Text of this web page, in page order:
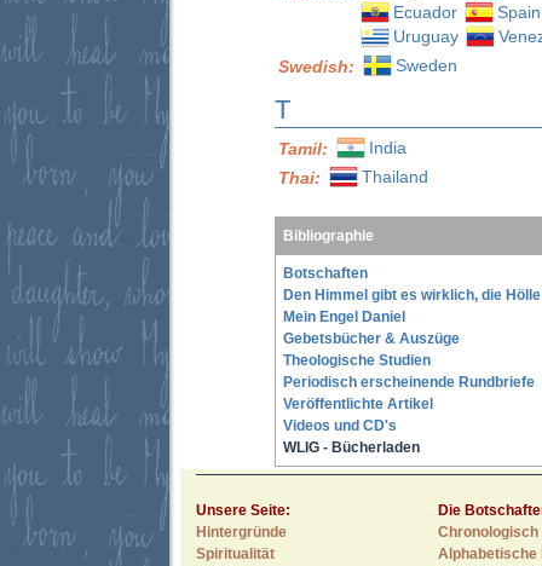
Ecuador
Spain
Uruguay
Swedish:
Sweden
T
Tamil:
India
Thai:
Thailand
Bibliographie
Botschaften
Den Himmel gibt es wirklich, die
Mein Engel Daniel
Gebetsbücher & Auszüge
Theologische Studien
Periodisch erscheinende Rundbriefe
Veröffentlichte Artikel
Videos und CD's
WLIG - Bücherladen
Unsere Seite:
Hintergründe
Spiritualität
Die
Alphabetische